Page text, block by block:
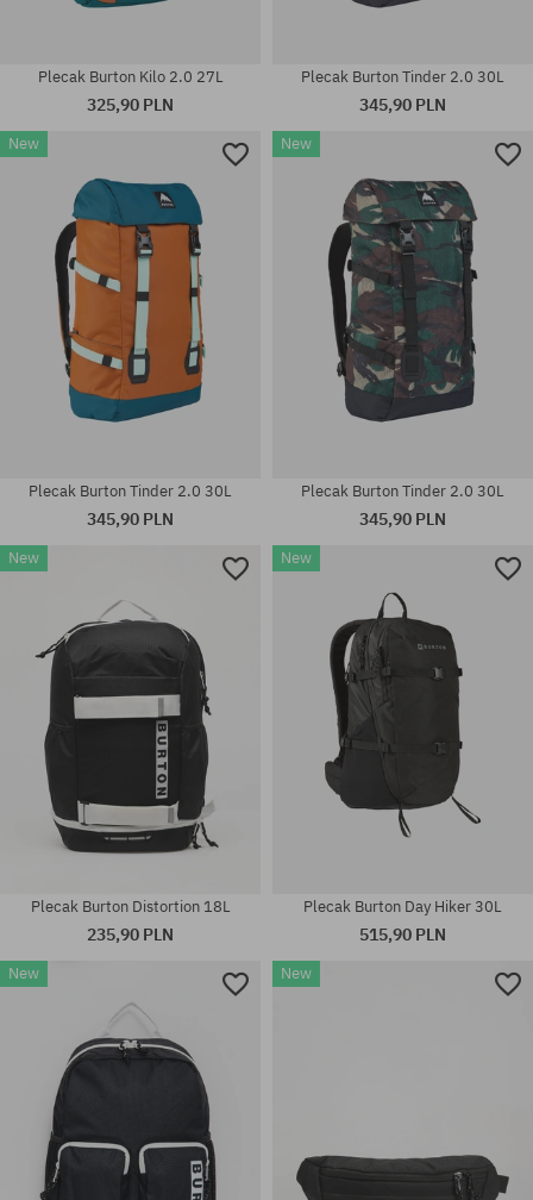
rozmiar uniwersalny rozmiar uniwersalny
rozmiar uniwersalny
Plecak Burton Kilo 2.0 27L
325,90 PLN
rozmiar uniwersalny
Plecak Burton Tinder 2.0 30L
345,90 PLN
New
rozmiar uniwersalny
Plecak Burton Tinder 2.0 30L
345,90 PLN
New
Plecak Burton Tinder 2.0 30L
345,90 PLN
New
Plecak Burton Distortion 18L
235,90 PLN
New
Plecak Burton Day Hiker 30L
515,90 PLN
New New